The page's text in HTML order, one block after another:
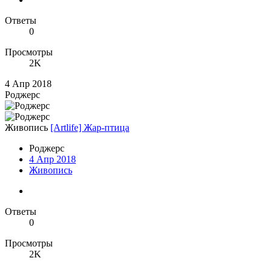
Ответы
0
Просмотры
2K
4 Апр 2018
Роджерc
Живопись [Artlife] Жар-птица
Роджерc
4 Апр 2018
Живопись
Ответы
0
Просмотры
2K